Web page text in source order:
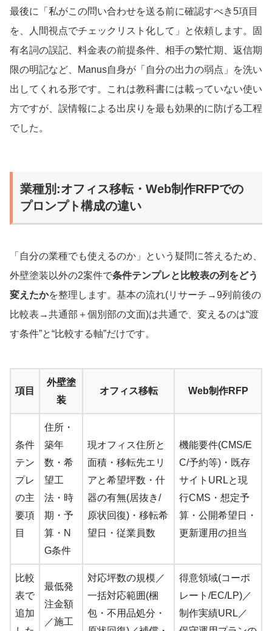
最後に「私がこの問い合わせを送る前に確認すべき5項目
を、人間視点でチェックリスト化して」と依頼します。固
有名詞の誤記、料金表の前提条件、相手の繁忙期、返信期
限の明記など、Manus自身が「自分の出力の弱点」を洗い
出してくれる形です。これは教科書には載っていない使い
方ですが、誤情報による出戻りを最も効果的に防げる工程
でした。
業種別:オフィス移転・Web制作RFPでの
プロンプト構成の違い
「自分の業種でも使えるのか」という疑問に答えるため、
外壁塗装以外の2案件で条件テンプレと比較表の列をどう
変えたかを整理します。基本の流れ(リサーチ→9列前後の
比較表→共通部＋個別部の文面)は共通で、変えるのは“渡
す条件”と“比較する軸”だけです。
項目
外壁塗
装
オフィス移転 Web制作RFP
条件
テン
プレ
の主
要項
目
住所・
築年
数・希
望工
法・時
期・予
算・N
G条件
現オフィス住所と
面積・移転先エリ
アと希望坪数・什
器の有無(居抜き/
原状回復)・移転希
望日・従業員数
機能要件(CMS/E
C/予約等)・既存
サイトURLと現
行CMS・想定予
算・公開希望日・
更新運用の担当
比較
表で
追加
最低発
注金額
／施工
対応坪数の規模／
一括対応範囲(梱
包・不用品処分・
得意領域(コーポ
レート/EC/LP)／
制作実績URL／